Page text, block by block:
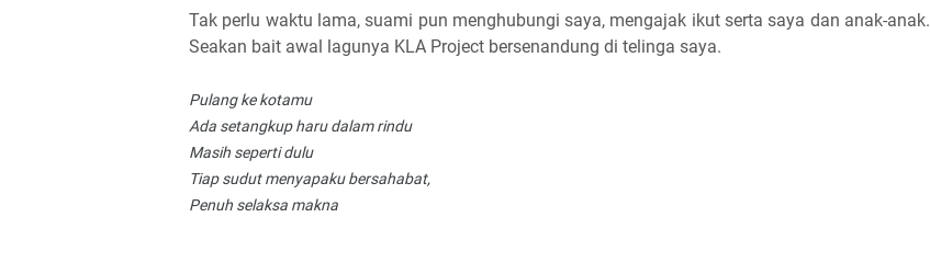
Tak perlu waktu lama, suami pun menghubungi saya, mengajak ikut serta saya dan anak-anak.
Seakan bait awal lagunya KLA Project bersenandung di telinga saya.
Pulang ke kotamu
Ada setangkup haru dalam rindu
Masih seperti dulu
Tiap sudut menyapaku bersahabat,
Penuh selaksa makna